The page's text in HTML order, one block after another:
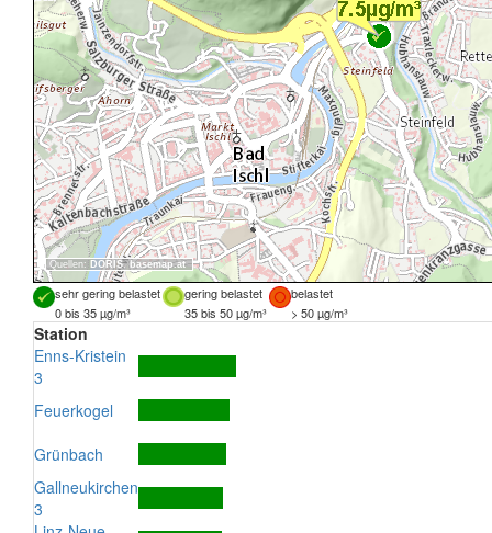
Quellen: DORIS, basemap.at
sehr gering belastet gering belastet
belastet
0 bis 35 µg/m³
35 bis 50 µg/m³ > 50 µg/m³
Station
Enns-Kristein
3
Feuerkogel
Grünbach
Gallneukirchen
3